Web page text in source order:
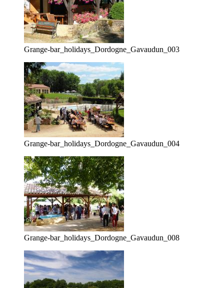
Grange-bar_holidays_Dordogne_Gavaudun_003
Grange-bar_holidays_Dordogne_Gavaudun_004
Grange-bar_holidays_Dordogne_Gavaudun_008